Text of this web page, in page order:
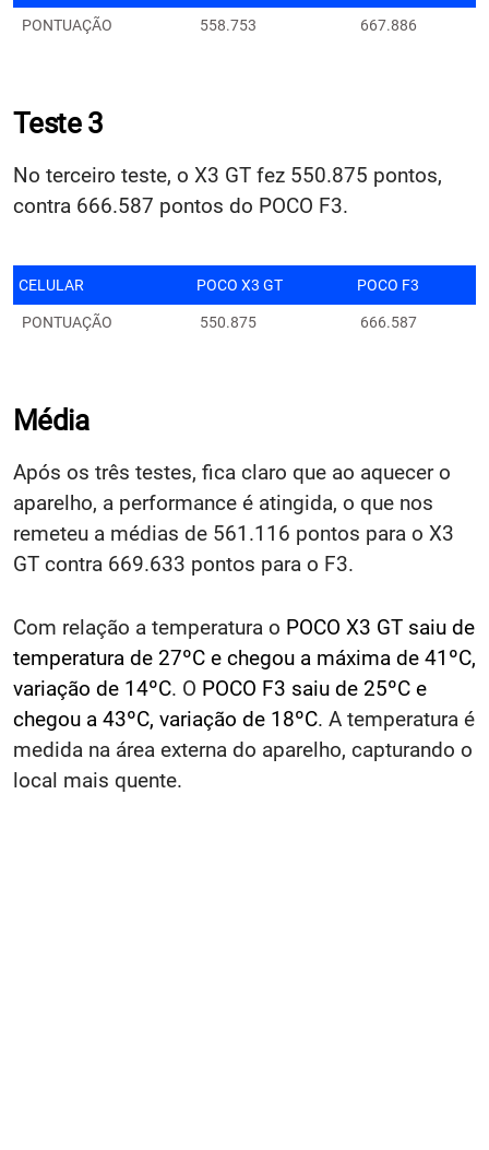
PONTUAÇÃO 558.753 667.886
Teste 3
No terceiro teste, o X3 GT fez 550.875 pontos,
contra 666.587 pontos do POCO F3.
CELULAR POCO X3 GT POCO F3
PONTUAÇÃO 550.875 666.587
Média
Após os três testes, fica claro que ao aquecer o
aparelho, a performance é atingida, o que nos
remeteu a médias de 561.116 pontos para o X3
GT contra 669.633 pontos para o F3.
Com relação a temperatura o POCO X3 GT saiu de
temperatura de 27ºC e chegou a máxima de 41ºC,
variação de 14ºC. O POCO F3 saiu de 25ºC e
chegou a 43ºC, variação de 18ºC. A temperatura é
medida na área externa do aparelho, capturando o
local mais quente.